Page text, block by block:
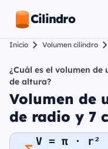
Cilindro
Inicio Volumen cilindro
¿Cuál es el volumen
de altura?
Volumen de
de radio y 7
V = π · r²